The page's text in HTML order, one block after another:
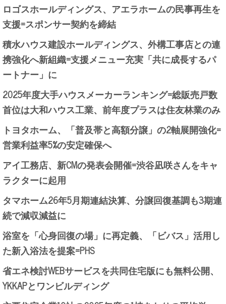
ロゴスホールディングス、アエラホームの民事再生を
支援=スポンサー契約を締結
積水ハウス建設ホールディングス、外構工事店との連
携強化へ新組織=支援メニュー充実「共に成長するパ
ートナー」に
2025年度大手ハウスメーカーランキング=総販売戸数
首位は大和ハウス工業、前年度プラスは住友林業のみ
トヨタホーム、「普及帯と高額分譲」の2軸展開強化=
営業利益率5%の安定確保へ
アイ工務店、新CMの発表会開催=渋谷凪咲さんをキャ
ラクターに起用
タマホーム26年5月期連結決算、分譲回復基調も3期連
続で減収減益に
浴室を「心身回復の場」に再定義、「ビバス」活用し
た新入浴法を提案=PHS
省エネ検討WEBサービスを共同住宅版にも無料公開、
YKKAPとワンビルディング